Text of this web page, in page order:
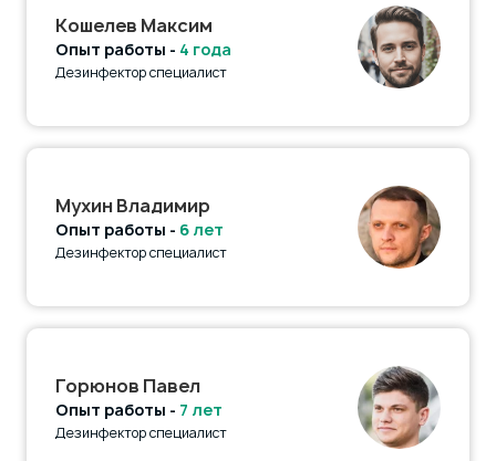
Кошелев Максим
Опыт работы - 4 года
Дезинфектор специалист
Мухин Владимир
Опыт работы - 6 лет
Дезинфектор специалист
Горюнов Павел
Опыт работы - 7 лет
Дезинфектор специалист